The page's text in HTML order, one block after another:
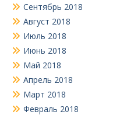
Сентябрь 2018
Август 2018
Июль 2018
Июнь 2018
Май 2018
Апрель 2018
Март 2018
Февраль 2018